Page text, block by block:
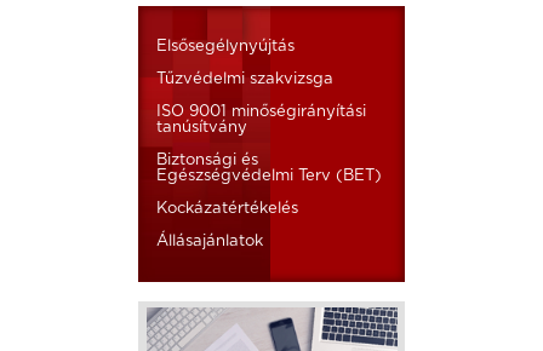
Elsősegélynyújtás
Tűzvédelmi szakvizsga
ISO 9001 minőségirányítási
tanúsítvány
Biztonsági és
Egészségvédelmi Terv (BET)
Kockázatértékelés
Állásajánlatok